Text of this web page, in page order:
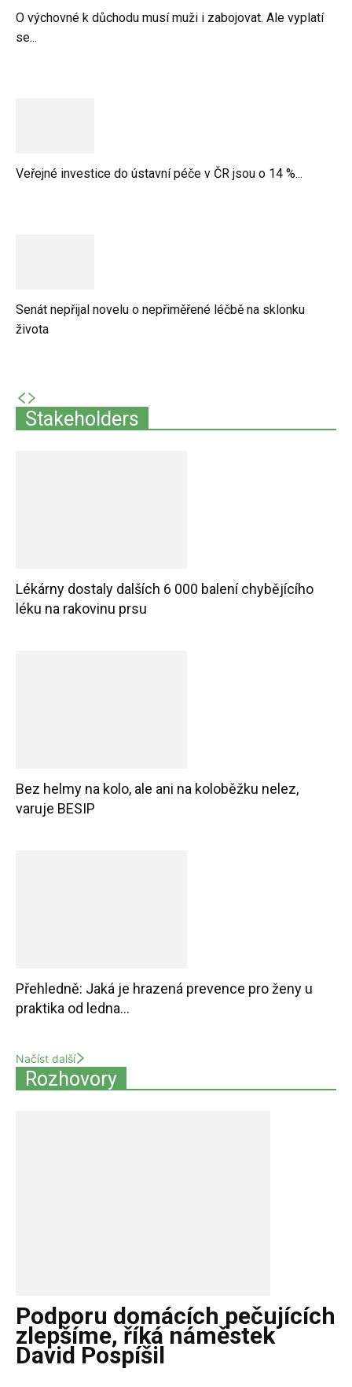
O výchovné k důchodu musí muži i zabojovat. Ale vyplatí
se...
Veřejné investice do ústavní péče v ČR jsou o 14 %...
Senát nepřijal novelu o nepřiměřené léčbě na sklonku
života
Stakeholders
Lékárny dostaly dalších 6 000 balení chybějícího
léku na rakovinu prsu
Bez helmy na kolo, ale ani na koloběžku nelez,
varuje BESIP
Přehledně: Jaká je hrazená prevence pro ženy u
praktika od ledna...
Načíst další
Rozhovory
Podporu domácích pečujících
zlepšíme, říká náměstek
David Pospíšil